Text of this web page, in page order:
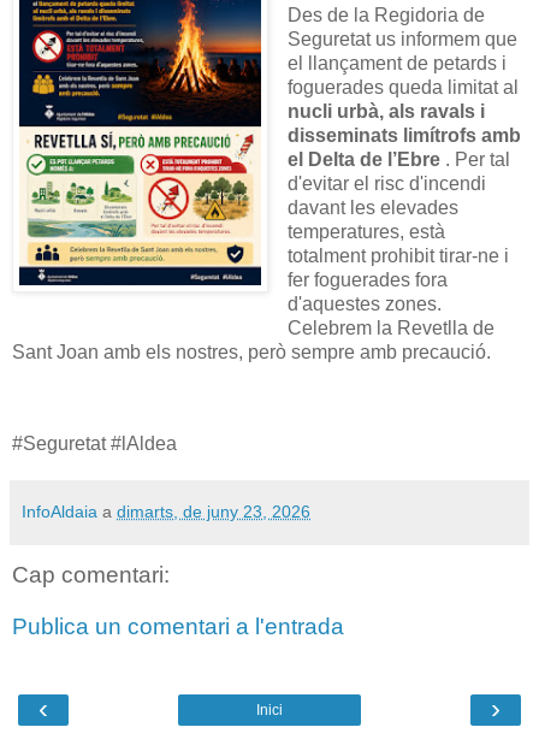
Des de la Regidoria de
Seguretat us informem que
el llançament de petards i
foguerades queda limitat al
nucli urbà, als ravals i
disseminats limítrofs amb
el Delta de l’Ebre . Per tal
d'evitar el risc d'incendi
davant les elevades
temperatures, està
totalment prohibit tirar-ne i
fer foguerades fora
d'aquestes zones.
Celebrem la Revetlla de
Sant Joan amb els nostres, però sempre amb precaució.
#Seguretat #lAldea
InfoAldaia a dimarts, de juny 23, 2026
Cap comentari:
Publica un comentari a l'entrada
‹ ›
Inici